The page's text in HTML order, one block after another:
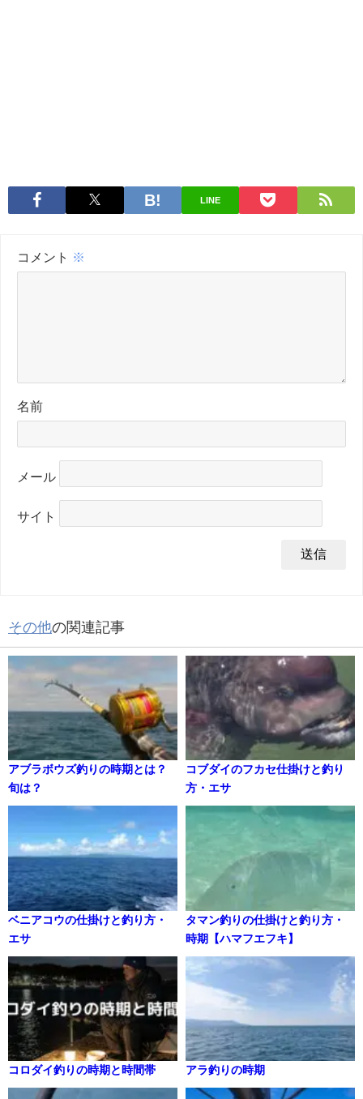
LINE
コメント ※
名前
メール
サイト
その他の関連記事
アブラボウズ釣りの時期とは？
旬は？
コブダイのフカセ仕掛けと釣り
方・エサ
ベニアコウの仕掛けと釣り方・
エサ
タマン釣りの仕掛けと釣り方・
時期【ハマフエフキ】
コロダイ釣りの時期と時間帯 アラ釣りの時期